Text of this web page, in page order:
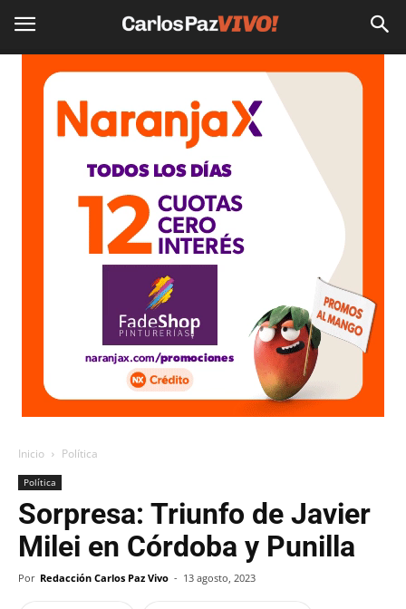
Inicio Política
Política
Sorpresa: Triunfo de Javier
Milei en Córdoba y Punilla
Por Redacción Carlos Paz Vivo - 13 agosto, 2023